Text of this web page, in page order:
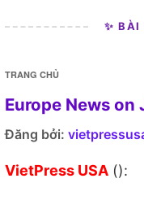
✨ BÀI
TRANG CHỦ
Europe News on
Đăng bởi:
VietPress USA ():